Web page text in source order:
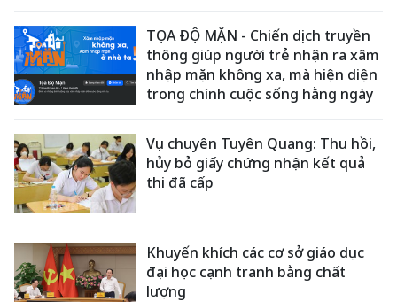
TỌA ĐỘ MẶN - Chiến dịch truyền
thông giúp người trẻ nhận ra xâm
nhập mặn không xa, mà hiện diện
trong chính cuộc sống hằng ngày
Vụ chuyên Tuyên Quang: Thu hồi,
hủy bỏ giấy chứng nhận kết quả
thi đã cấp
Khuyến khích các cơ sở giáo dục
đại học cạnh tranh bằng chất
lượng